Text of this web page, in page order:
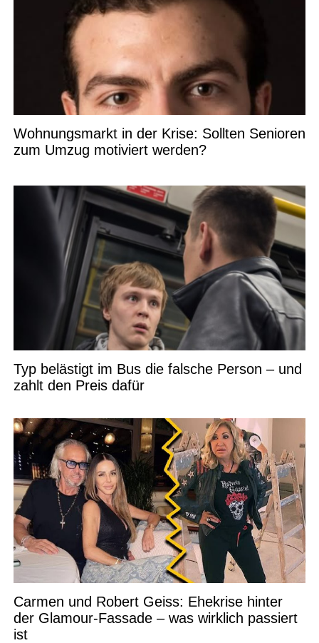
Wohnungsmarkt in der Krise: Sollten Senioren
zum Umzug motiviert werden?
Typ belästigt im Bus die falsche Person – und
zahlt den Preis dafür
Carmen und Robert Geiss: Ehekrise hinter
der Glamour-Fassade – was wirklich passiert
ist